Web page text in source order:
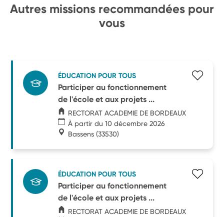
Autres missions recommandées pour
vous
ÉDUCATION POUR TOUS
Participer au fonctionnement
de l'école et aux projets ...
RECTORAT ACADEMIE DE BORDEAUX
À partir du 10 décembre 2026
Bassens (33530)
ÉDUCATION POUR TOUS
Participer au fonctionnement
de l'école et aux projets ...
RECTORAT ACADEMIE DE BORDEAUX